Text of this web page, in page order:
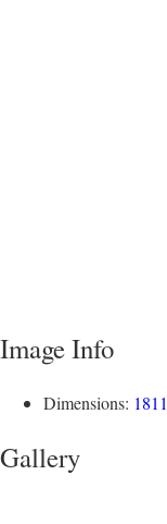
Image Info
Dimensions:
Gallery